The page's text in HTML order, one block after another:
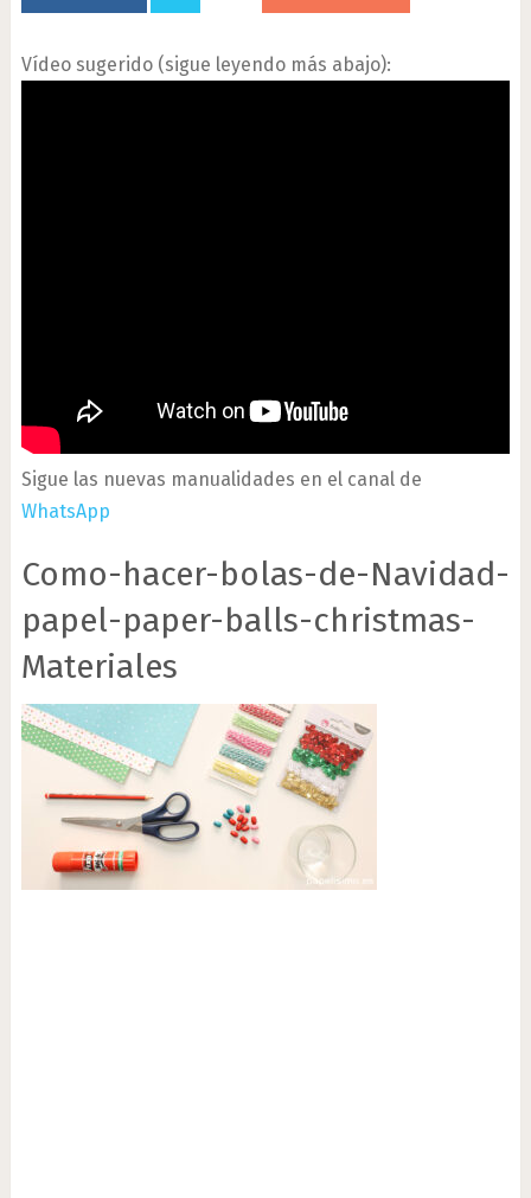
Vídeo sugerido (sigue leyendo más abajo):
Sigue las nuevas manualidades en el canal de
WhatsApp
Como-hacer-bolas-de-Navidad-
papel-paper-balls-christmas-
Materiales